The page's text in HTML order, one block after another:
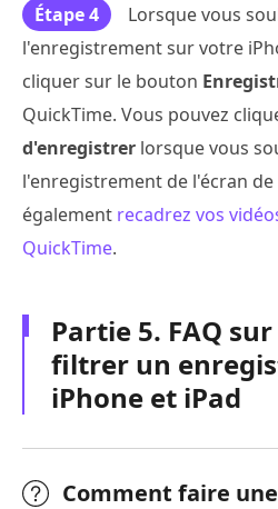
Étape 4
Lorsque vous
l'enregistrement sur votre
cliquer sur le bouton
QuickTime. Vous pouvez
d'enregistrer lorsque vous
l'enregistrement de l'écran
également recadrez vos
QuickTime.
Partie 5. FAQ
filtrer un
iPhone et iPad
Comment faire